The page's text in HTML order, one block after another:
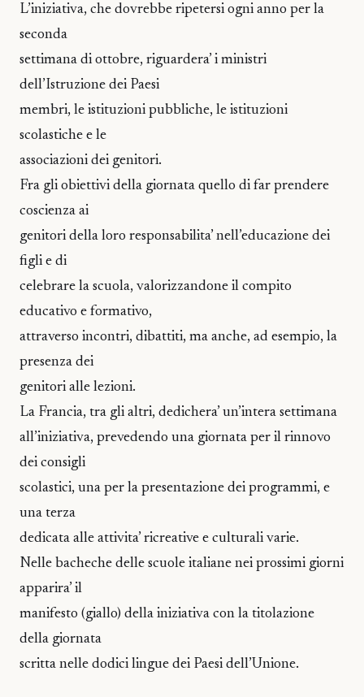
L’iniziativa, che dovrebbe ripetersi ogni anno per la
seconda
settimana di ottobre, riguardera’ i ministri
dell’Istruzione dei Paesi
membri, le istituzioni pubbliche, le istituzioni
scolastiche e le
associazioni dei genitori.
Fra gli obiettivi della giornata quello di far prendere
coscienza ai
genitori della loro responsabilita’ nell’educazione dei
figli e di
celebrare la scuola, valorizzandone il compito
educativo e formativo,
attraverso incontri, dibattiti, ma anche, ad esempio, la
presenza dei
genitori alle lezioni.
La Francia, tra gli altri, dedichera’ un’intera settimana
all’iniziativa, prevedendo una giornata per il rinnovo
dei consigli
scolastici, una per la presentazione dei programmi, e
una terza
dedicata alle attivita’ ricreative e culturali varie.
Nelle bacheche delle scuole italiane nei prossimi giorni
apparira’ il
manifesto (giallo) della iniziativa con la titolazione
della giornata
scritta nelle dodici lingue dei Paesi dell’Unione.